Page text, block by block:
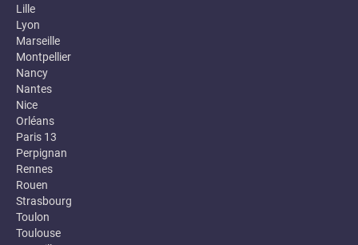
Lille
Lyon
Marseille
Montpellier
Nancy
Nantes
Nice
Orléans
Paris 13
Perpignan
Rennes
Rouen
Strasbourg
Toulon
Toulouse